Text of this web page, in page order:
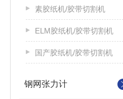
素胶纸机/胶带切割机
ELM胶纸机/胶带切割机
国产胶纸机/胶带切割机
钢网张力计